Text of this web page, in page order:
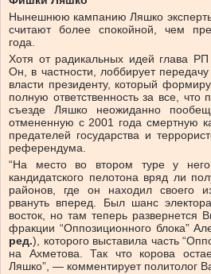
Нынешнюю кампанию Ляшко
считают более спокойной, чем
года.
Хотя от радикальных идей глава РП
Он, в частности, лоббирует
власти президенту, который
полную ответственность за все, что
съезде Ляшко неожиданно
отмененную с 2001 года смертную
предателей государства и
референдума.
“На место во втором туре у
кандидатского пелотона вряд ли
районов, где он находил своего
рвануть вперед. Был шанс
восток, но там теперь развернется
фракции “Оппозиционного блока”
ред.), которого выставила часть
на Ахметова. Так что корова
Ляшко”, — комментирует политолог